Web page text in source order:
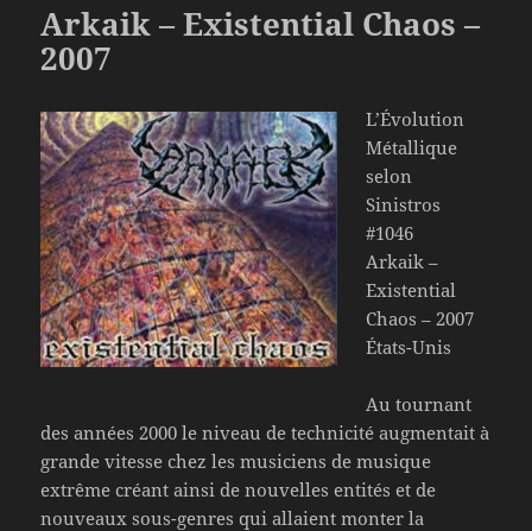
Arkaik – Existential Chaos –
2007
L’Évolution
Métallique
selon
Sinistros
#1046
Arkaik –
Existential
Chaos – 2007
États-Unis
Au tournant
des années 2000 le niveau de technicité augmentait à
grande vitesse chez les musiciens de musique
extrême créant ainsi de nouvelles entités et de
nouveaux sous-genres qui allaient monter la